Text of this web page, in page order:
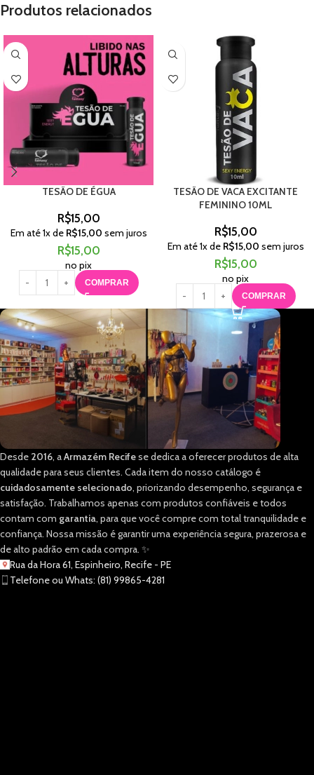
Produtos relacionados
TESÃO DE ÉGUA
R$15,00
Em até1x de R$15,00 sem juros
R$15,00
no pix
COMPRAR
TESÃO DE VACA EXCITANTE
FEMININO 10ML
R$15,00
Em até1x de R$15,00 sem juros
R$15,00
no pix
COMPRAR
Desde 2016, aArmazém Recifese dedica a oferecer produtos de alta
qualidade para seus clientes. Cada item do nosso catálogo é
cuidadosamente selecionado, priorizando desempenho, segurança e
satisfação. Trabalhamos apenas com produtos confiáveis e todos
contam com garantia, para que você compre com total tranquilidade e
confiança. Nossa missão é garantir uma experiência segura, prazerosa e
de alto padrão em cada compra. ✨
Rua da Hora 61, Espinheiro, Recife - PE
Telefone ou Whats: (81) 99865-4281